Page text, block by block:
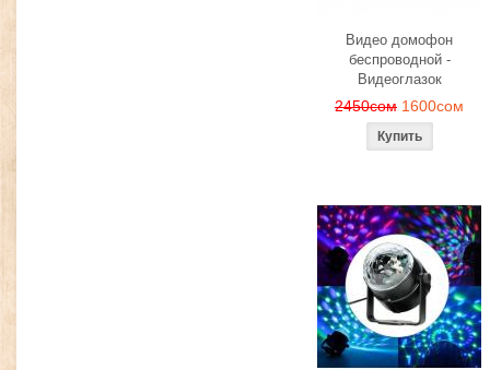
Видео домофон
беспроводной -
Видеоглазок
2450сом 1600сом